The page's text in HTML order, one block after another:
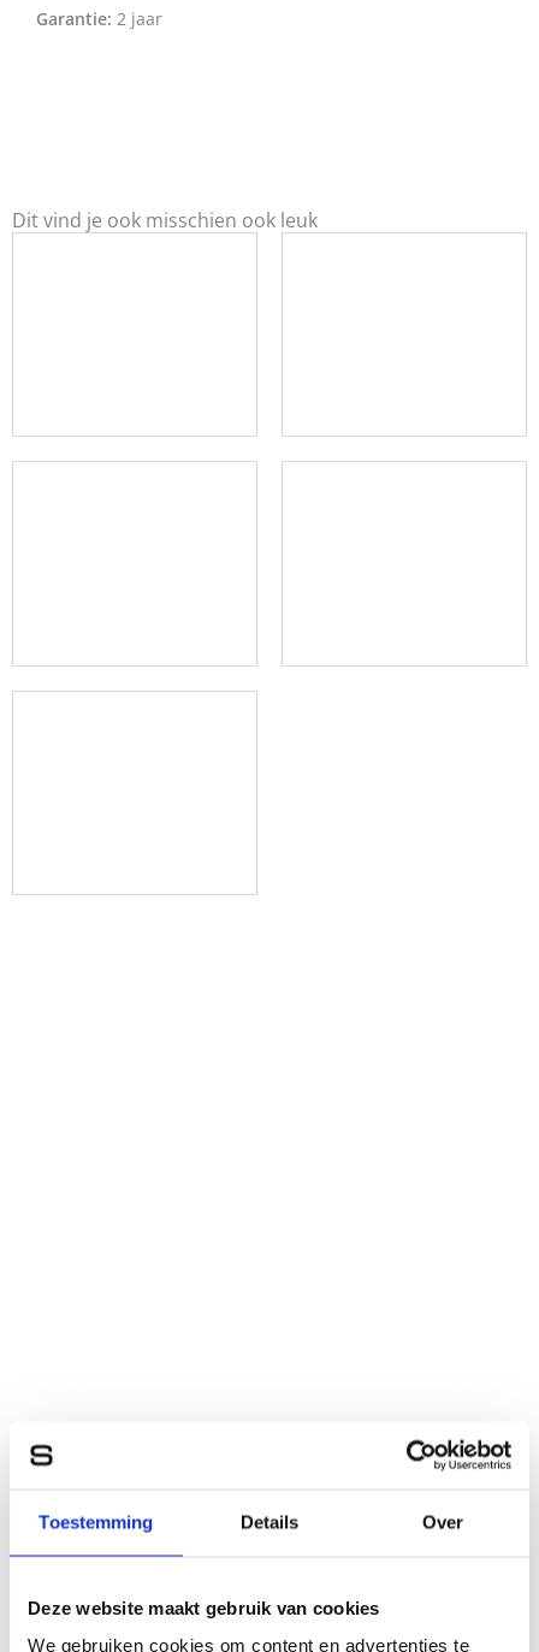
Toestemming Details Over
Deze website maakt gebruik van cookies
We gebruiken cookies om content en advertenties te
Garantie: 2 jaar
Dit vind je ook misschien ook leuk